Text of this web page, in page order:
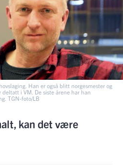
Han er også blitt norgesmester og
i VM. De siste årene har han
TGN-foto/LB
kan det være